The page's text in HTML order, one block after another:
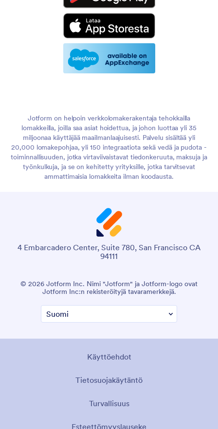
Jotform on helpoin verkkolomakerakentaja tehokkailla
lomakkeilla, joilla saa asiat hoidettua, ja johon luottaa yli 35
miljoonaa käyttäjää maailmanlaajuisesti. Palvelu sisältää yli
20,000 lomakepohjaa, yli 150 integraatiota sekä vedä ja pudota -
toiminnallisuuden, jotka virtaviivaistavat tiedonkeruuta, maksuja ja
työnkulkuja, ja se on kehitetty yrityksille, jotka tarvitsevat
ammattimaisia lomakkeita ilman koodausta.
4 Embarcadero Center, Suite 780, San Francisco CA
94111
© 2026 Jotform Inc. Nimi "Jotform" ja Jotform-logo ovat
Jotform Inc:n rekisteröityjä tavaramerkkejä.
Käyttöehdot
Tietosuojakäytäntö
Turvallisuus
Esteettömyyslauseke